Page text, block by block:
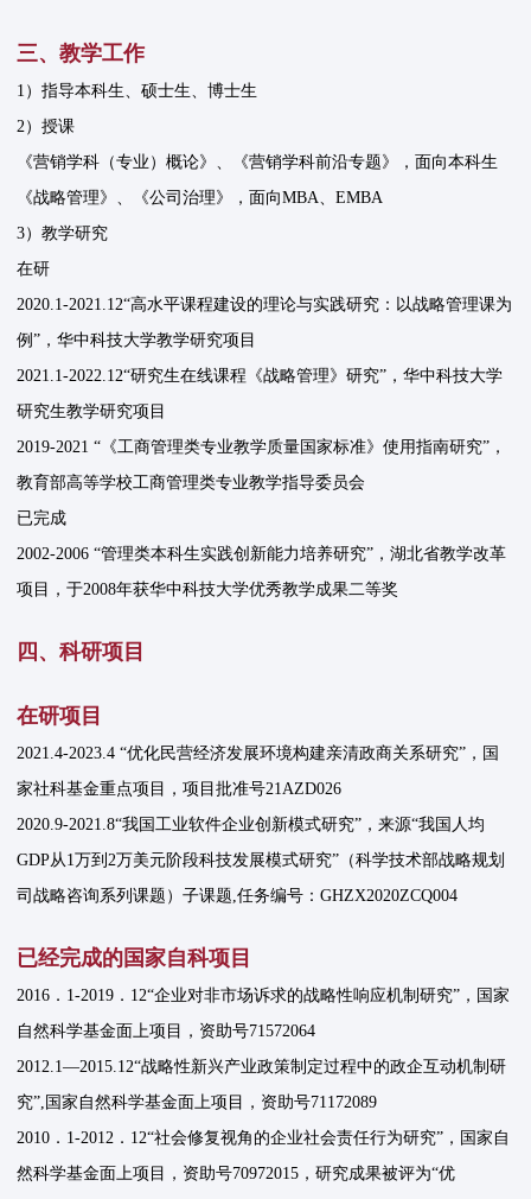
三、教学工作
1）指导本科生、硕士生、博士生
2）授课
《营销学科（专业）概论》、《营销学科前沿专题》，面向本科生
《战略管理》、《公司治理》，面向MBA、EMBA
3）教学研究
在研
2020.1-2021.12“高水平课程建设的理论与实践研究：以战略管理课为
例”，华中科技大学教学研究项目
2021.1-2022.12“研究生在线课程《战略管理》研究”，华中科技大学
研究生教学研究项目
2019-2021 “《工商管理类专业教学质量国家标准》使用指南研究”，
教育部高等学校工商管理类专业教学指导委员会
已完成
2002-2006 “管理类本科生实践创新能力培养研究”，湖北省教学改革
项目，于2008年获华中科技大学优秀教学成果二等奖
四、科研项目
在研项目
2021.4-2023.4 “优化民营经济发展环境构建亲清政商关系研究”，国
家社科基金重点项目，项目批准号21AZD026
2020.9-2021.8“我国工业软件企业创新模式研究”，来源“我国人均
GDP从1万到2万美元阶段科技发展模式研究”（科学技术部战略规划
司战略咨询系列课题）子课题,任务编号：GHZX2020ZCQ004
已经完成的国家自科项目
2016．1-2019．12“企业对非市场诉求的战略性响应机制研究”，国家
自然科学基金面上项目，资助号71572064
2012.1—2015.12“战略性新兴产业政策制定过程中的政企互动机制研
究”,国家自然科学基金面上项目，资助号71172089
2010．1-2012．12“社会修复视角的企业社会责任行为研究”，国家自
然科学基金面上项目，资助号70972015，研究成果被评为“优